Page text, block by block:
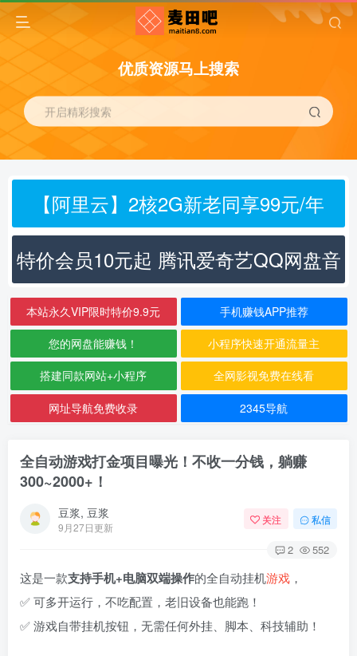
优质资源马上搜索
开启精彩搜索
【阿里云】2核2G新老同享99元/年
特价会员10元起 腾讯爱奇艺QQ网盘音
乐
本站永久VIP限时特价9.9元 手机赚钱APP推荐
您的网盘能赚钱！ 小程序快速开通流量主
搭建同款网站+小程序 全网影视免费在线看
网址导航免费收录 2345导航
全自动游戏打金项目曝光！不收一分钱，躺赚
300~2000+！
豆浆, 豆浆
9月27日更新
关注 私信
2 552
这是一款支持手机+电脑双端操作的全自动挂机游戏 ，
✅ 可多开运行，不吃配置，老旧设备也能跑！
✅ 游戏自带挂机按钮，无需任何外挂、脚本、科技辅助！